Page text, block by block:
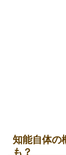
知能自体の
も？